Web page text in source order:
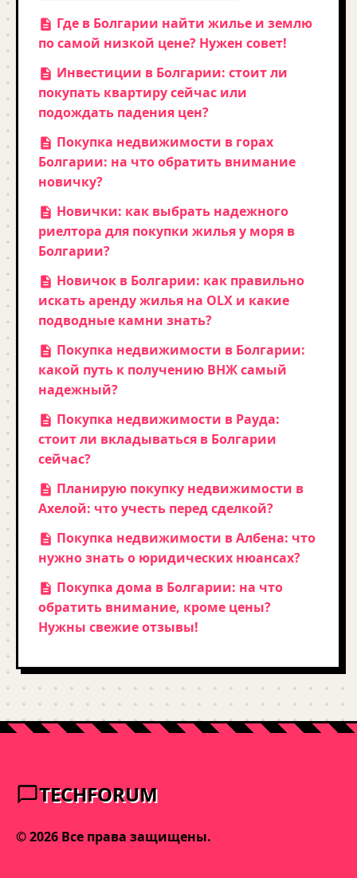
Где в Болгарии найти жилье и землю
по самой низкой цене? Нужен совет!
Инвестиции в Болгарии: стоит ли
покупать квартиру сейчас или
подождать падения цен?
Покупка недвижимости в горах
Болгарии: на что обратить внимание
новичку?
Новички: как выбрать надежного
риелтора для покупки жилья у моря в
Болгарии?
Новичок в Болгарии: как правильно
искать аренду жилья на OLX и какие
подводные камни знать?
Покупка недвижимости в Болгарии:
какой путь к получению ВНЖ самый
надежный?
Покупка недвижимости в Рауда:
стоит ли вкладываться в Болгарии
сейчас?
Планирую покупку недвижимости в
Ахелой: что учесть перед сделкой?
Покупка недвижимости в Албена: что
нужно знать о юридических нюансах?
Покупка дома в Болгарии: на что
обратить внимание, кроме цены?
Нужны свежие отзывы!
TECHFORUM
© 2026 Все права защищены.